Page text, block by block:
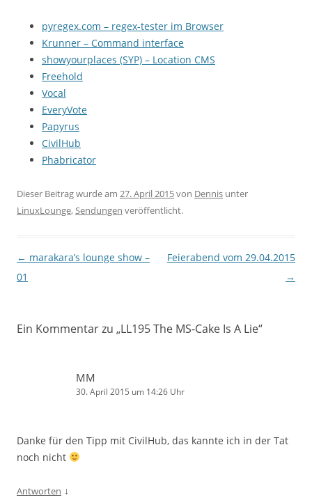
pyregex.com – regex-tester im Browser
Krunner – Command interface
showyourplaces (SYP) – Location CMS
Freehold
Vocal
EveryVote
Papyrus
CivilHub
Phabricator
Dieser Beitrag wurde am 27. April 2015von Dennis unter
LinuxLounge,Sendungen veröffentlicht.
Beitragsnavigation
← marakara’s lounge show –
01
Feierabend vom 29.04.2015
→
Ein Kommentar zu „LL195 The MS-Cake Is A Lie“
MM
30. April 2015 um 14:26 Uhr
Danke für den Tipp mit CivilHub, das kannte ich in der Tat
noch nicht
Antworten ↓